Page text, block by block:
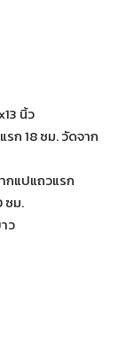
นิ้ว
ก 18 ซม. วัดจาก
กแปแถวแรก
ซม.
ว